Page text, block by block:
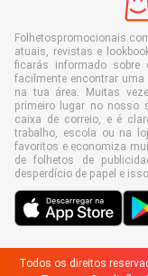
atuais, revistas e
ficarás informado
facilmente encontrar
na tua área. Muitas
primeiro lugar no nosso
caixa de correio, e é
trabalho, escola ou na
favoritos e economiza
de folhetos de
desperdício de papel e
Todos os direitos